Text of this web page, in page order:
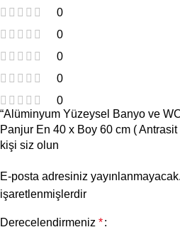
0
0
0
0
0
“Alüminyum Yüzeysel Banyo ve
Panjur En 40 x Boy 60 cm (
kişi siz olun
E-posta adresiniz yayınlanmayacak.
işaretlenmişlerdir
Derecelendirmeniz *